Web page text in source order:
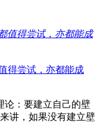
得尝试，亦都能成
论：要建立自己的壁
讲，如果没有建立壁